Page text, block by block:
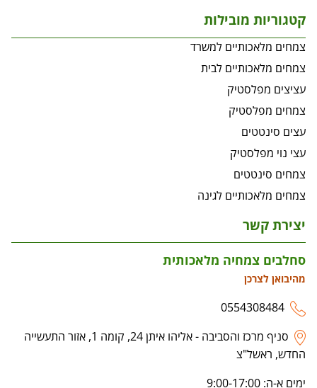
קטגוריות מובילות
צמחים מלאכותיים למשרד
צמחים מלאכותיים לבית
עציצים מפלסטיק
צמחים מפלסטיק
עצים סינטטים
עצי נוי מפלסטיק
צמחים סינטטים
צמחים מלאכותיים לגינה
יצירת קשר
סחלבים צמחיה מלאכותית
מהיבואן לצרכן
0554308484
סניף מרכז והסביבה - אליהו איתן 24, קומה 1, אזור התעשייה
החדש, ראשל"צ
ימים א-ה: 9:00-17:00